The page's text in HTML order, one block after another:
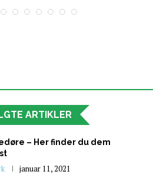
ARTIKLER
– Her finder du dem
januar 11, 2021